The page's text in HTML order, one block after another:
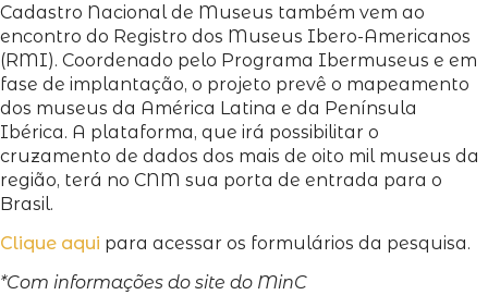
Cadastro Nacional de Museus também vem ao
encontro do Registro dos Museus Ibero-Americanos
(RMI). Coordenado pelo Programa Ibermuseus e em
fase de implantação, o projeto prevê o mapeamento
dos museus da América Latina e da Península
Ibérica. A plataforma, que irá possibilitar o
cruzamento de dados dos mais de oito mil museus da
região, terá no CNM sua porta de entrada para o
Brasil.
Clique aqui para acessar os formulários da pesquisa.
*Com informações do site do MinC